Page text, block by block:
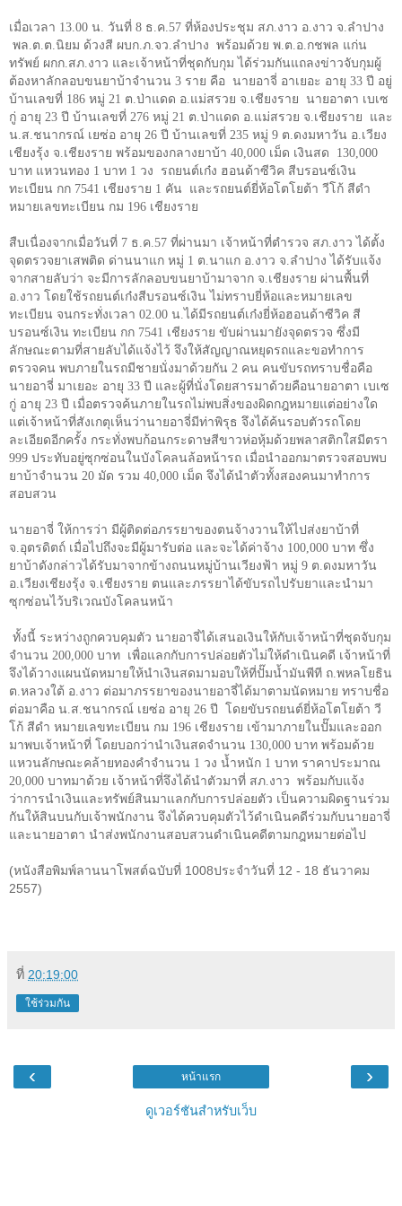
เมื่อเวลา 13.00 น. วันที่ 8 ธ.ค. 57 ที่ห้องประชุม สภ.งาว อ.งาว จ.ลำปาง
พล.ต.ต.นิยม ด้วงสี ผบก.ภ.จว.ลำปาง พร้อมด้วย พ.ต.อ.กชพล แก่น
ทรัพย์ ผกก.สภ.งาว และเจ้าหน้าที่ชุดกับกุม ได้ร่วมกันแถลงข่าวจับกุมผู้
ต้องหาลักลอบขนยาบ้าจำนวน 3 ราย คือ นายอาจี่ อาเยอะ อายุ 33 ปี อยู่
บ้านเลขที่ 186 หมู่ 21 ต.ป่าแดด อ.แม่สรวย จ.เชียงราย นายอาตา เบเซ
กู่ อายุ 23 ปี บ้านเลขที่ 276 หมู่ 21 ต.ป่าแดด อ.แม่สรวย จ.เชียงราย
และ
น.ส.ชนากรณ์ เยซ่อ อายุ 26 ปี บ้านเลขที่ 235 หมู่ 9 ต.ดงมหาวัน อ.เวียง
เชียงรุ้ง จ.เชียงราย พร้อมของกลางยาบ้า 40,000 เม็ด เงินสด
130,000
บาท แหวนทอง 1 บาท 1 วง
รถยนต์เก๋ง ฮอนด้าซีวิค สีบรอนซ์เงิน
ทะเบียน กก 7541 เชียงราย 1 คัน
และรถยนต์ยี่ห้อโตโยต้า วีโก้ สีดำ
หมายเลขทะเบียน กม 196 เชียงราย
สืบเนื่องจากเมื่อวันที่ 7 ธ.ค. 57 ที่ผ่านมา เจ้าหน้าที่ตำรวจ สภ.งาว ได้ตั้ง
จุดตรวจยาเสพติด ด่านนาแก หมู่ 1 ต.นาแก อ.งาว จ.ลำปาง ได้รับแจ้ง
จากสายลับว่า จะมีการลักลอบขนยาบ้ามาจาก จ.เชียงราย ผ่านพื้นที่
อ.งาว โดยใช้รถยนต์เก๋งสีบรอนซ์เงิน ไม่ทราบยี่ห้อและหมายเลข
ทะเบียน จนกระทั่งเวลา 02.00 น.ได้มีรถยนต์เก๋งยี่ห้อฮอนด้าซีวิค สี
บรอนซ์เงิน ทะเบียน กก 7541 เชียงราย ขับผ่านมายังจุดตรวจ ซึ่งมี
ลักษณะตามที่สายลับได้แจ้งไว้ จึงให้สัญญาณหยุดรถและขอทำการ
ตรวจคน พบภายในรถมีชายนั่งมาด้วยกัน 2 คน คนขับรถทราบชื่อคือ
นายอาจี่ มาเยอะ อายุ 33 ปี และผู้ที่นั่งโดยสารมาด้วยคือนายอาตา เบเซ
กู่ อายุ 23 ปี เมื่อตรวจค้นภายในรถไม่พบสิ่งของผิดกฎหมายแต่อย่างใด
แต่เจ้าหน้าที่สังเกตุเห็นว่านายอาจี่มีท่าพิรุธ จึงได้ค้นรอบตัวรถโดย
ละเอียดอีกครั้ง กระทั่งพบก้อนกระดาษสีขาวห่อหุ้มด้วยพลาสติกใสมีตรา
999 ประทับอยู่ซุกซ่อนในบังโคลนล้อหน้ารถ เมื่อนำออกมาตรวจสอบพบ
ยาบ้าจำนวน 20 มัด รวม 40,000 เม็ด จึงได้นำตัวทั้งสองคนมาทำการ
สอบสวน
นายอาจี่ ให้การว่า มีผู้ติดต่อภรรยาของตนจ้างวานให้ไปส่งยาบ้าที่
จ.อุตรดิตถ์ เมื่อไปถึงจะมีผู้มารับต่อ และจะได้ค่าจ้าง 100,000 บาท ซึ่ง
ยาบ้าดังกล่าวได้รับมาจากข้างถนนหมู่บ้านเวียงฟ้า หมู่ 9 ต.ดงมหาวัน
อ.เวียงเชียงรุ้ง จ.เชียงราย ตนและภรรยาได้ขับรถไปรับยาและนำมา
ซุกซ่อนไว้บริเวณบังโคลนหน้า
ทั้งนี้ ระหว่างถูกควบคุมตัว นายอาจี่ได้เสนอเงินให้กับเจ้าหน้าที่ชุดจับกุม
จำนวน 200,000 บาท เพื่อแลกกับการปล่อยตัวไม่ให้ดำเนินคดี เจ้าหน้าที่
จึงได้วางแผนนัดหมายให้นำเงินสดมามอบให้ที่ปั๊มน้ำมันพีที ถ.พหลโยธิน
ต.หลวงใต้ อ.งาว ต่อมาภรรยาของนายอาจี่ได้มาตามนัดหมาย ทราบชื่อ
ต่อมาคือ น.ส.ชนากรณ์ เยซ่อ อายุ 26 ปี
โดยขับรถยนต์ยี่ห้อโตโยต้า วี
โก้ สีดำ หมายเลขทะเบียน กม 196 เชียงราย เข้ามาภายในปั๊มและออก
มาพบเจ้าหน้าที่ โดยบอกว่านำเงินสดจำนวน 130,000 บาท พร้อมด้วย
แหวนลักษณะคล้ายทองคำจำนวน 1 วง น้ำหนัก 1 บาท ราคาประมาณ
20,000 บาทมาด้วย เจ้าหน้าที่จึงได้นำตัวมาที่ สภ.งาว พร้อมกับแจ้ง
ว่าการนำเงินและทรัพย์สินมาแลกกับการปล่อยตัว เป็นความผิดฐานร่วม
กันให้สินบนกับเจ้าพนักงาน จึงได้ควบคุมตัวไว้ดำเนินคดีร่วมกับนายอาจี่
และนายอาตา นำส่งพนักงานสอบสวนดำเนินคดีตามกฎหมายต่อไป
(หนังสือพิมพ์ลานนาโพสต์ฉบับที่ 1008ประจำวันที่ 12 - 18 ธันวาคม
2557)
ที่ 20:19:00
ใช้ร่วมกัน
‹ ›
หน้าแรก
ดูเวอร์ชันสำหรับเว็บ